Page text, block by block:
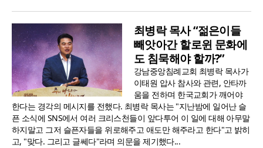
최병락 목사 “젊은이들
빼앗아간 할로윈 문화에
도 침묵해야 할까?”
강남중앙침례교회 최병락 목사가
이태원 압사 참사와 관련, 안타까
움을 전하며 한국교회가 깨어야
한다는 경각의 메시지를 전했다. 최병락 목사는 "지난밤에 일어난 슬
픈 소식에 SNS에서 여러 크리스천들이 앞다투어 이 일에 대해 아무말
하지말고 그저 슬픈자들을 위로해주고 애도만 해주라고 한다"고 밝히
고, "맞다. 그리고 글쎄다"라며 의문을 제기했다...